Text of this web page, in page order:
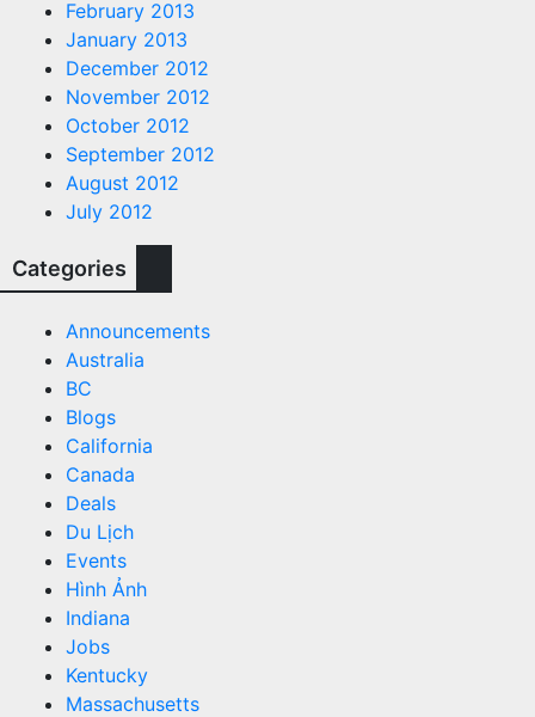
February 2013
January 2013
December 2012
November 2012
October 2012
September 2012
August 2012
July 2012
Categories
Announcements
Australia
BC
Blogs
California
Canada
Deals
Du Lịch
Events
Hình Ảnh
Indiana
Jobs
Kentucky
Massachusetts